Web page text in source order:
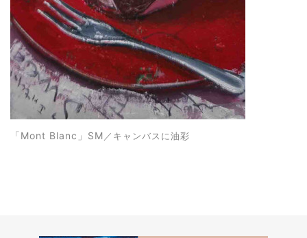
「Mont Blanc 」SM ／キャンバスに油彩